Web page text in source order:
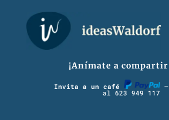
¡Anímate a compartir
Invita a un café –
al 623 949 117